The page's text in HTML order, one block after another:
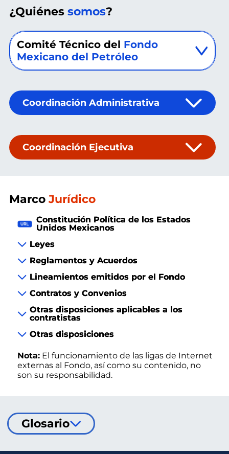
¿Quiénessomos?
Comité Técnico del Fondo
Mexicano del Petróleo
Coordinación Administrativa
Coordinación Ejecutiva
MarcoJurídico
Constitución Política de los Estados
Unidos Mexicanos
Leyes
Reglamentos y Acuerdos
Lineamientos emitidos por el Fondo
Contratos y Convenios
Otras disposiciones aplicables a los
contratistas
Otras disposiciones
Nota: El funcionamiento de las ligas de Internet
externas al Fondo, así como su contenido, no
son su responsabilidad.
Glosario